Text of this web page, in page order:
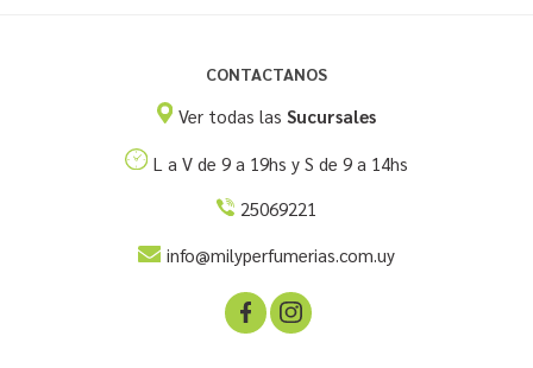
CONTACTANOS
Ver todas las Sucursales
L a V de 9 a 19hs y S de 9 a 14hs
25069221
info@milyperfumerias.com.uy